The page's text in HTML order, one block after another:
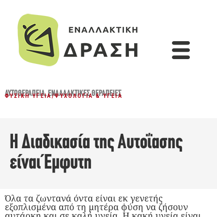
ΑΥΤΟΘΕΡΑΠΕΊΑ,ΕΝΑΛΛΑΚΤΙΚΈΣ ΘΕΡΑΠΕΊΕΣ
ΦΥΣΙΚΉ ΥΓΕΊΑ/ΨΥΧΟΛΟΓΊΑ & ΥΓΕΊΑ
Η Διαδικασία της Αυτοΐασης
είναι Έμφυτη
Όλα τα ζωντανά όντα είναι εκ γενετής
εξοπλισμένα από τη μητέρα φύση να ζήσουν